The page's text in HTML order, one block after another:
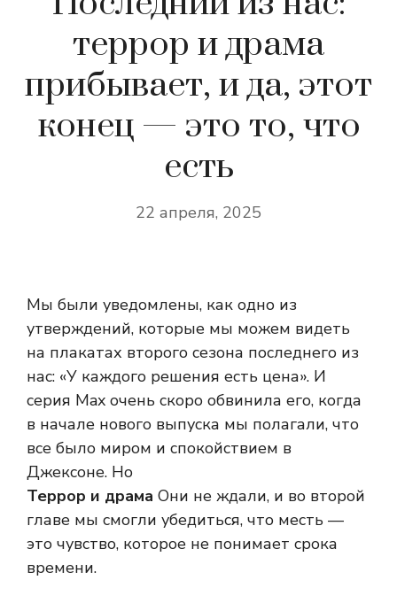
террор и драма
прибывает, и да, этот
конец — это то, что
есть
22 апреля, 2025
Мы были уведомлены, как одно из
утверждений, которые мы можем видеть
на плакатах второго сезона последнего из
нас: «У каждого решения есть цена». И
серия Max очень скоро обвинила его, когда
в начале нового выпуска мы полагали, что
все было миром и спокойствием в
Джексоне. Но
Террор и драма Они не ждали, и во второй
главе мы смогли убедиться, что месть —
это чувство, которое не понимает срока
времени.